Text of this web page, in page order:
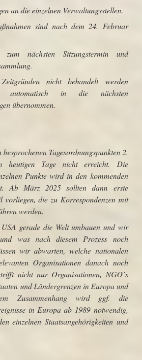
an die einzelnen Verwaltungsstellen.
sind nach dem 24. Februar
zum nächsten Sitzungstermin und
nicht behandelt werden
automatisch in die nächsten
übernommen.
Tagesordnungspunkten 2.
Tage nicht erreicht. Die
Punkte wird in den kommenden
Ab März 2025 sollten dann erste
vorliegen, die zu Korrespondenzen mit
werden.
gerade die Welt umbauen und wir
was nach diesem Prozess noch
wir abwarten, welche nationalen
Organisationen danach noch
nicht nur Organisationen, NGO`s
und Ländergrenzen in Europa und
Zusammenhang wird ggf. die
in Europa ab 1989 notwendig,
einzelnen Staatsangehörigkeiten und